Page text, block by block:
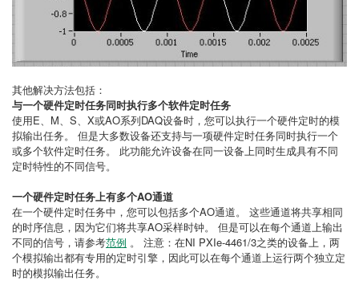
其他解决方法包括：
与一个硬件定时任务同时执行多个软件定时任务
使用E、M、S、X或AO系列DAQ设备时，您可以执行一个硬件定时的模
拟输出任务。 但是大多数设备还支持与一项硬件定时任务同时执行一个
或多个软件定时任务。 此功能允许设备在同一设备上同时生成具有不同
定时特性的不同信号。
一个硬件定时任务上有多个AO通道
在一个硬件定时任务中，您可以包括多个AO通道。 这些通道将共享相同
的时序信息，因为它们将共享AO采样时钟。 但是可以在每个通道上输出
不同的信号，请参考范例 。 注意：在NI PXIe-4461/3之类的设备上，两
个模拟输出都有专用的定时引擎，因此可以在每个通道上运行两个独立定
时的模拟输出任务。